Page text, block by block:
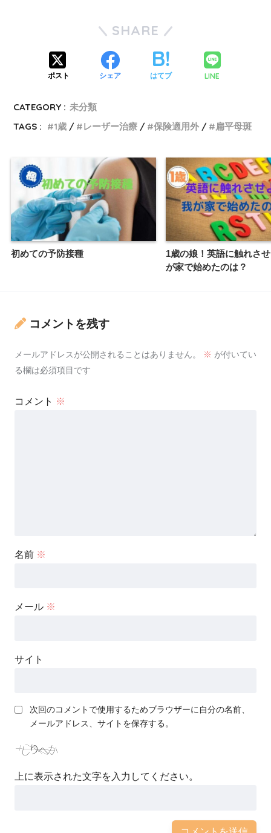
SHARE
ポスト シェア はてブ LINE
CATEGORY : 未分類
TAGS :
1歳 レーザー治療 保険適用外 扁平母斑
初めての予防接種
1歳の娘！英語に触れさ
が家で始めたのは？
コメントを残す
メールアドレスが公開されることはありません。 ※ が付いてい
る欄は必須項目です
コメント ※
名前 ※
メール ※
サイト
次回のコメントで使用するためブラウザーに自分の名前、
メールアドレス、サイトを保存する。
上に表示された文字を入力してください。